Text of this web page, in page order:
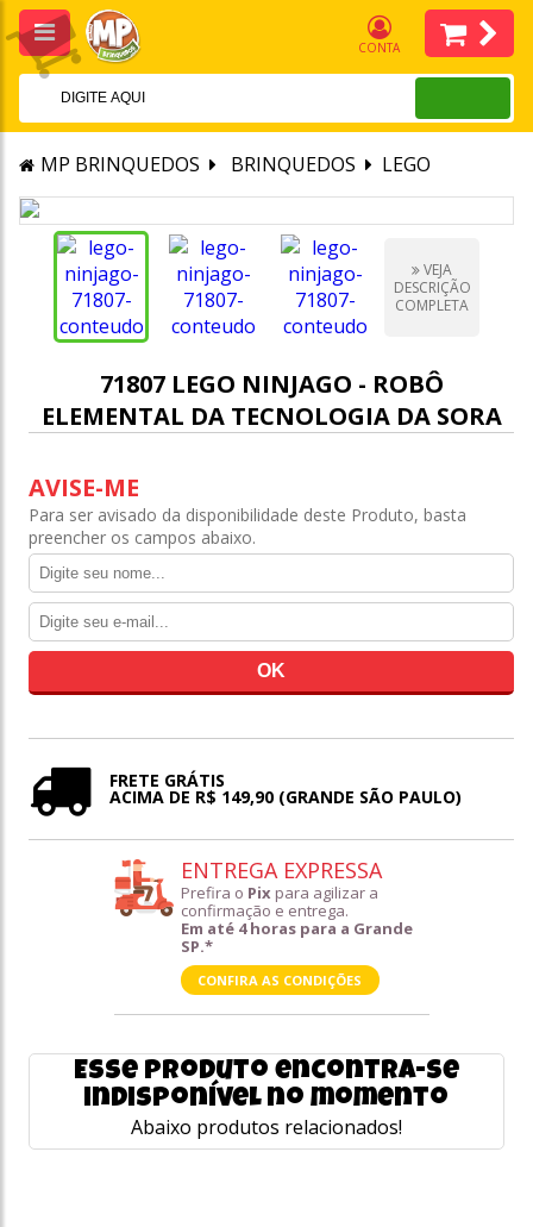
CONTA
MP BRINQUEDOS BRINQUEDOS LEGO
VEJA
DESCRIÇÃO
COMPLETA
71807 LEGO NINJAGO - ROBÔ
ELEMENTAL DA TECNOLOGIA DA SORA
AVISE-ME
Para ser avisado da disponibilidade deste Produto, basta
preencher os campos abaixo.
FRETE GRÁTIS
ACIMA DE R$ 149,90 (GRANDE SÃO PAULO)
ENTREGA EXPRESSA
Prefira o Pix para agilizar a
confirmação e entrega.
Em até 4 horas para a Grande
SP.*
CONFIRA AS CONDIÇÕES
Esse produto encontra-se
indisponível no momento
Abaixo produtos relacionados!